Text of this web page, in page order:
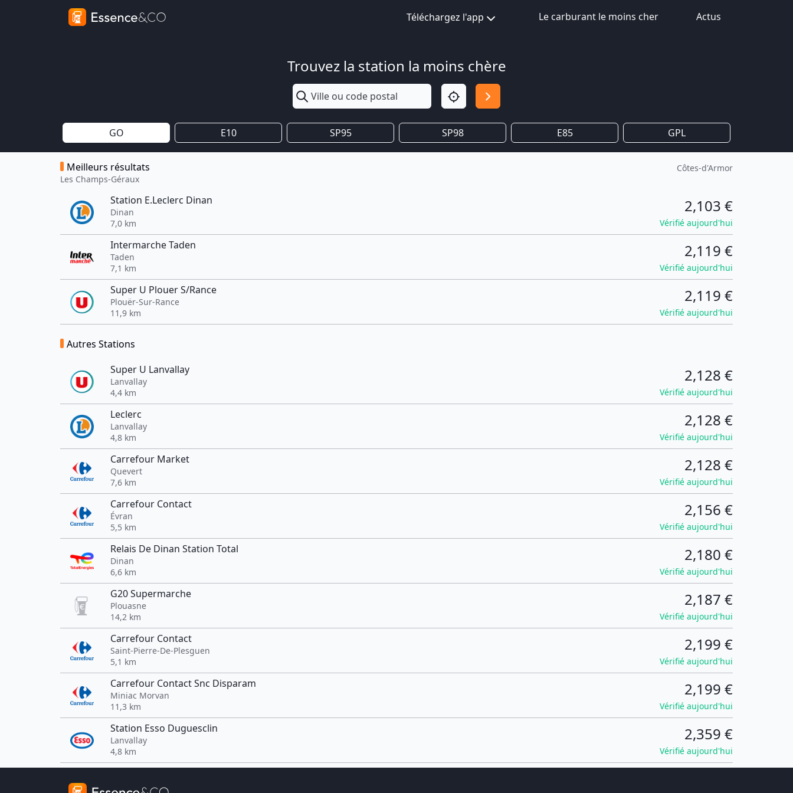
Téléchargez l'app Le carburant le moins cher Actus
Trouvez la station la moins chère
GO E10 SP95 SP98 E85 GPL
Meilleurs résultats
Les Champs-Géraux
Côtes-d'Armor
Station E.Leclerc Dinan
Dinan
7,0 km
2,103 €
Vérifié aujourd'hui
Intermarche Taden
Taden
7,1 km
2,119 €
Vérifié aujourd'hui
Super U Plouer S/Rance
Plouër-Sur-Rance
11,9 km
2,119 €
Vérifié aujourd'hui
Autres Stations
Super U Lanvallay
Lanvallay
4,4 km
2,128 €
Vérifié aujourd'hui
Leclerc
Lanvallay
4,8 km
2,128 €
Vérifié aujourd'hui
Carrefour Market
Quevert
7,6 km
2,128 €
Vérifié aujourd'hui
Carrefour Contact
Évran
5,5 km
2,156 €
Vérifié aujourd'hui
Relais De Dinan Station Total
Dinan
6,6 km
2,180 €
Vérifié aujourd'hui
G20 Supermarche
Plouasne
14,2 km
2,187 €
Vérifié aujourd'hui
Carrefour Contact
Saint-Pierre-De-Plesguen
5,1 km
2,199 €
Vérifié aujourd'hui
Carrefour Contact Snc Disparam
Miniac Morvan
11,3 km
2,199 €
Vérifié aujourd'hui
Station Esso Duguesclin
Lanvallay
4,8 km
2,359 €
Vérifié aujourd'hui